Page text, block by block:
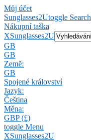
Můj účet
Sunglasses2Utoggle Search
Nákupní taška
XSunglasses2U
GB
GB
Země:
GB
Spojené království
Jazyk:
Čeština
Měna:
GBP (£)
toggle Menu
XSunglasses2U